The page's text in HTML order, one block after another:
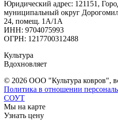
Юридический адрес: 121151,
муниципальный округ
24, помещ. 1А/1А
ИНН: 9704075993
ОГРН: 1217700312488
Культура
Вдохновляет
© 2026 ООО "Культура ковров",
Политика в отношении
СОУТ
Мы на карте
Узнать цену